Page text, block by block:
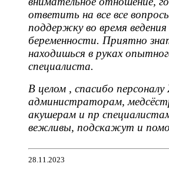
ответить на все все
поддержку во время ведения
беременности. Приятно
находишься в руках
специалиста.
В целом , спасибо
администраторам,
акушерам и пр
вежливы, подскажут и
28.11.2023